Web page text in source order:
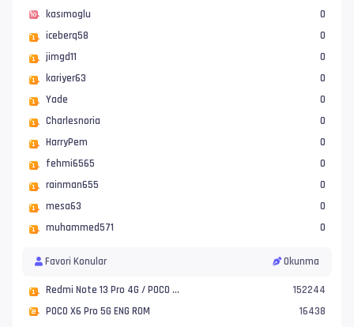
kasımoglu
0
iceberq58
0
jimgd11
0
kariyer63
0
Yade
0
Charlesnoria
0
HarryPem
0
fehmi6565
0
rainman655
0
mesa63
0
muhammed571
0
Favori Konular Okunma
Redmi Note 13 Pro 4G / POCO M6 Pro (Emerald) Repair İşlemi [ Direnç gerektirmez ]
152244
POCO X6 Pro 5G ENG ROM
16438